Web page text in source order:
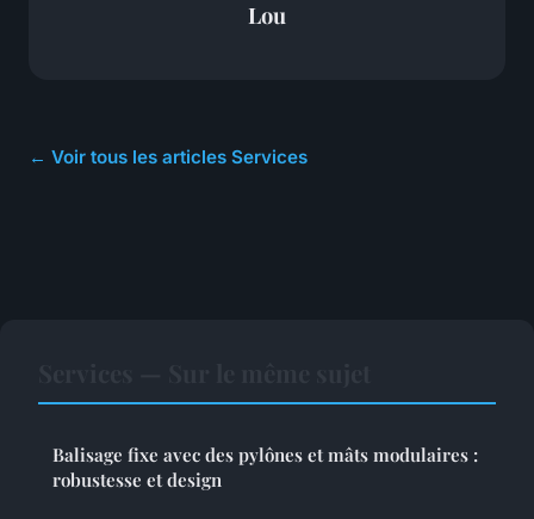
Lou
← Voir tous les articles Services
Balisage fixe avec des pylônes et mâts modulaires :
robustesse et design